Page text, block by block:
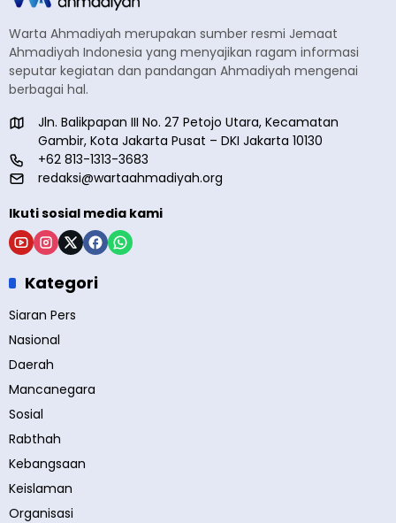
Warta Ahmadiyah merupakan sumber resmi Jemaat
Ahmadiyah Indonesia yang menyajikan ragam informasi
seputar kegiatan dan pandangan Ahmadiyah mengenai
berbagai hal.
Jln. Balikpapan III No. 27 Petojo Utara, Kecamatan
Gambir, Kota Jakarta Pusat – DKI Jakarta 10130
+62 813-1313-3683
redaksi@wartaahmadiyah.org
Ikuti sosial media kami
Kategori
Siaran Pers
Nasional
Daerah
Mancanegara
Sosial
Rabthah
Kebangsaan
Keislaman
Organisasi